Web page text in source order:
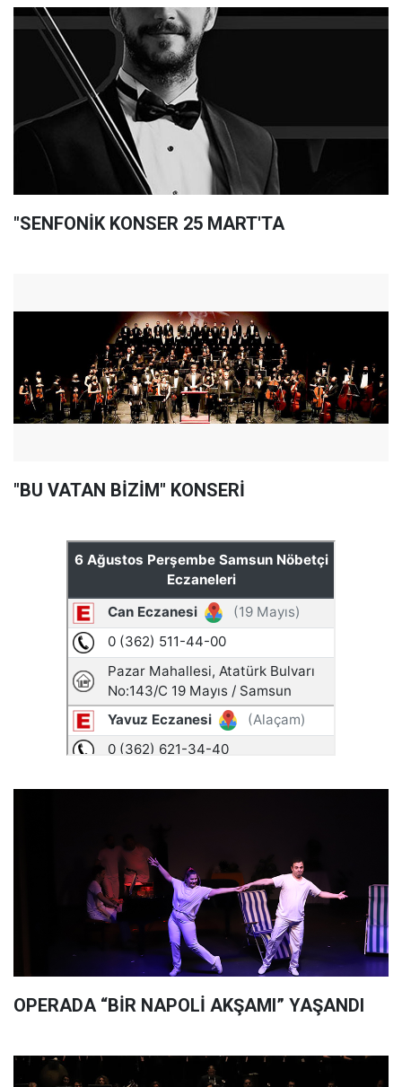
"SENFONİK KONSER 25 MART'TA
"BU VATAN BİZİM" KONSERİ
OPERADA “BİR NAPOLİ AKŞAMI” YAŞANDI